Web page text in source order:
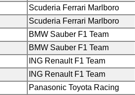
Scuderia Ferrari Marlboro
Scuderia Ferrari Marlboro
BMW Sauber F1 Team
BMW Sauber F1 Team
ING Renault F1 Team
ING Renault F1 Team
Panasonic Toyota Racing